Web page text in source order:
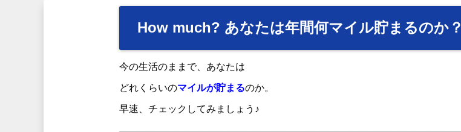
How much? あなたは年間何マイル貯まるのか？
今の生活のままで、あなたは
どれくらいのマイルが貯まるのか。
早速、チェックしてみましょう♪